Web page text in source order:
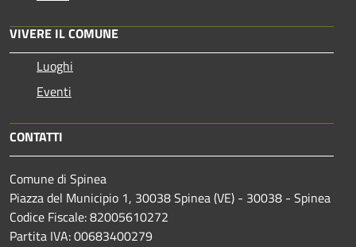
VIVERE IL COMUNE
Luoghi
Eventi
CONTATTI
Comune di Spinea
Piazza del Municipio 1, 30038 Spinea (VE) - 30038 - Spinea
Codice Fiscale: 82005610272
Partita IVA: 00683400279